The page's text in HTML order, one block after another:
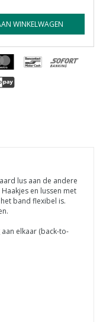
WINKELWAGEN
lus aan de andere
en lussen met
band flexibel is.
elkaar (back-to-